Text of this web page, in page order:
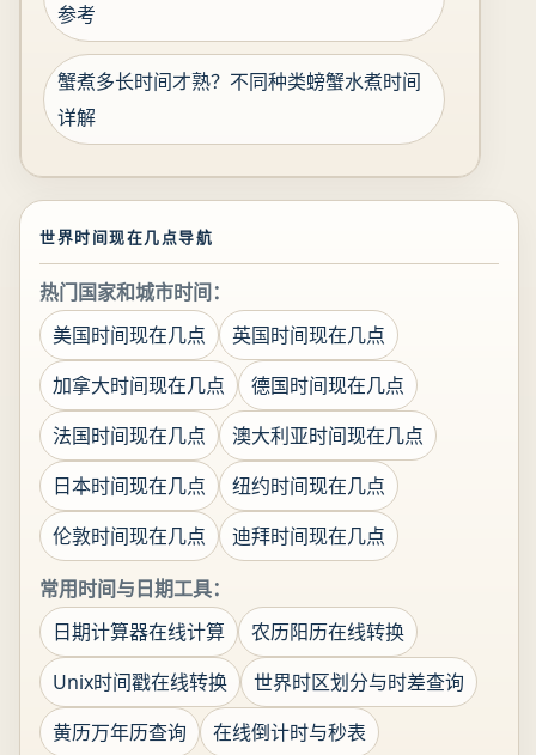
参考
蟹煮多长时间才熟？不同种类螃蟹水煮时间
详解
世界时间现在几点导航
热门国家和城市时间：
美国时间现在几点
英国时间现在几点
加拿大时间现在几点
德国时间现在几点
法国时间现在几点
澳大利亚时间现在几点
日本时间现在几点
纽约时间现在几点
伦敦时间现在几点
迪拜时间现在几点
常用时间与日期工具：
日期计算器在线计算
农历阳历在线转换
Unix时间戳在线转换
世界时区划分与时差查询
黄历万年历查询
在线倒计时与秒表